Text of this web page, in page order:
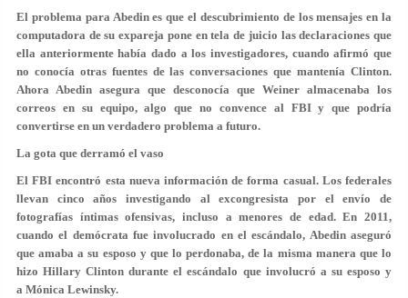
El problema para Abedin es que el descubrimiento de los mensajes en la
computadora de su expareja pone en tela de juicio las declaraciones que
ella anteriormente había dado a los investigadores, cuando afirmó que
no conocía otras fuentes de las conversaciones que mantenía Clinton.
Ahora Abedin asegura que desconocía que Weiner almacenaba los
correos en su equipo, algo que no convence al FBI y que podría
convertirse en un verdadero problema a futuro.
La gota que derramó el vaso
El FBI encontró esta nueva información de forma casual. Los federales
llevan cinco años investigando al excongresista por el envío de
fotografías íntimas ofensivas, incluso a menores de edad. En 2011,
cuando el demócrata fue involucrado en el escándalo, Abedin aseguró
que amaba a su esposo y que lo perdonaba, de la misma manera que lo
hizo Hillary Clinton durante el escándalo que involucró a su esposo y
a Mónica Lewinsky.